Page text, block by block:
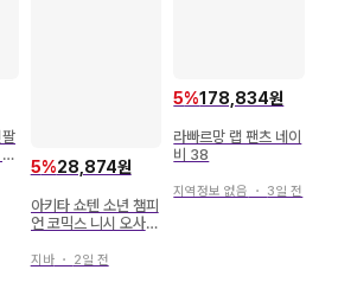
5%28,874원
아키타 쇼텐 소년 챔피
언 코믹스 니시 오사무
38
지바・ 2일 전
5%178,834원
라빠르망 랩 팬츠 네이
비 38
지역정보 없음 ・ 3일 전